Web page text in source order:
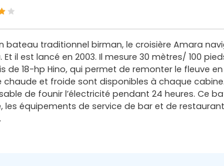
bateau traditionnel birman, le croisière Amara
Et il est lancé en 2003. Il mesure 30 mètres/ 100
de 18-hp Hino, qui permet de remonter le fleuve
chaude et froide sont disponibles à chaque
de founir l’électricité pendant 24 heures. Ce
les équipements de service de bar et de